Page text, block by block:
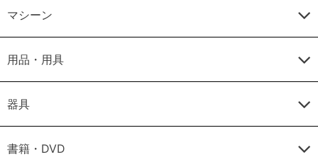
マシーン
用品・用具
器具
書籍・DVD